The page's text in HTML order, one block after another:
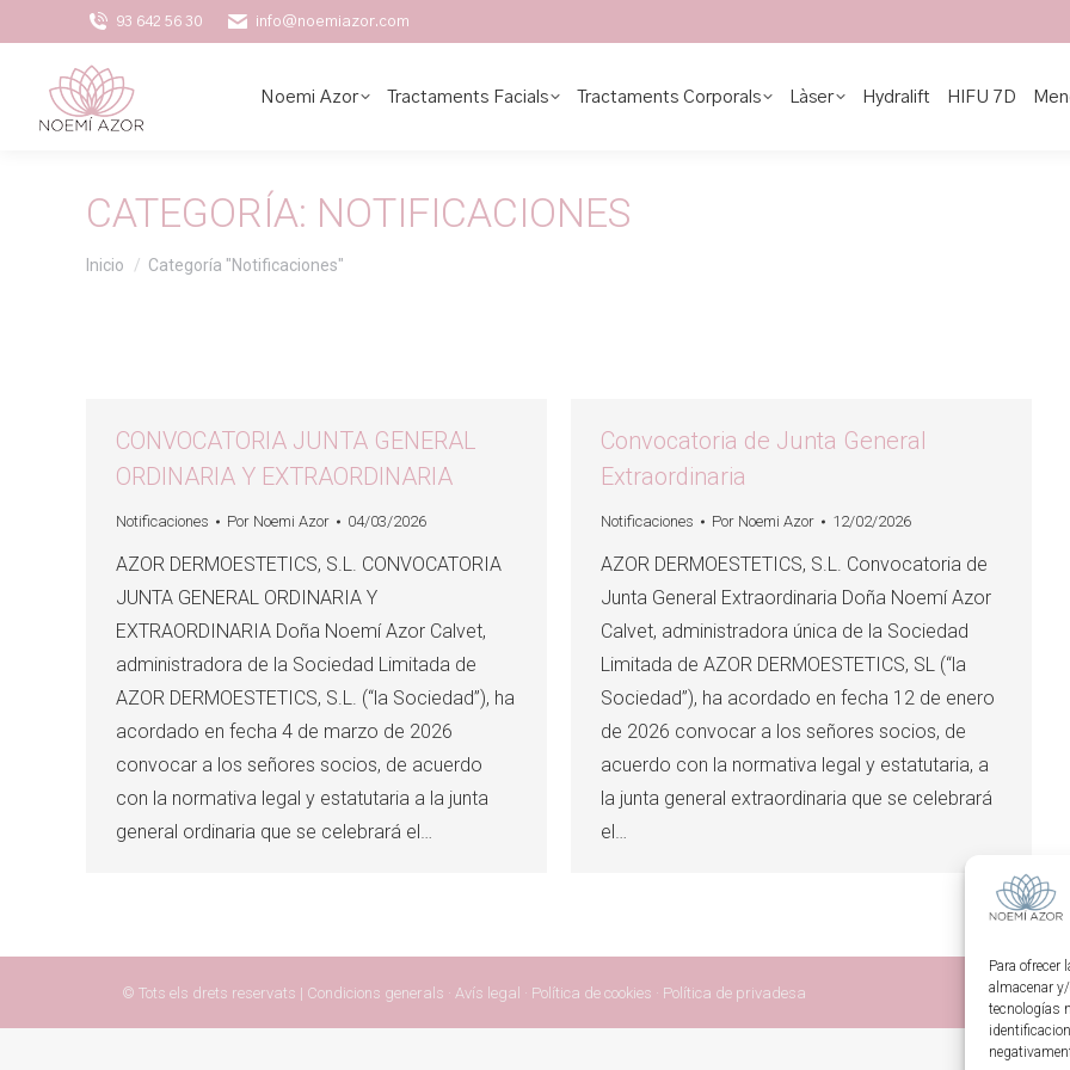
Para
almacenar
tecnologías
93 642 56 30 info@noemiazor.com
Noemi Azor Tractaments Facials Tractaments Corporals Làser Hydralift HIFU 7D
CATEGORÍA: NOTIFICACIONES
Estás aquí:
Inicio Categoría "Notificaciones"
CONVOCATORIA JUNTA GENERAL
ORDINARIA Y EXTRAORDINARIA
Notificaciones Por Noemi Azor 04/03/2026
AZOR DERMOESTETICS, S.L. CONVOCATORIA
JUNTA GENERAL ORDINARIA Y
EXTRAORDINARIA Doña Noemí Azor Calvet,
administradora de la Sociedad Limitada de
AZOR DERMOESTETICS, S.L. (“la Sociedad”), ha
acordado en fecha 4 de marzo de 2026
convocar a los señores socios, de acuerdo
con la normativa legal y estatutaria a la junta
general ordinaria que se celebrará el…
Convocatoria de Junta General
Extraordinaria
Notificaciones Por Noemi Azor 12/02/2026
AZOR DERMOESTETICS, S.L. Convocatoria de
Junta General Extraordinaria Doña Noemí Azor
Calvet, administradora única de la Sociedad
Limitada de AZOR DERMOESTETICS, SL (“la
Sociedad”), ha acordado en fecha 12 de enero
de 2026 convocar a los señores socios, de
acuerdo con la normativa legal y estatutaria, a
la junta general extraordinaria que se celebrará
el…
© Tots els drets reservats | Condicions generals · Avís legal · Política de cookies · Política de privadesa